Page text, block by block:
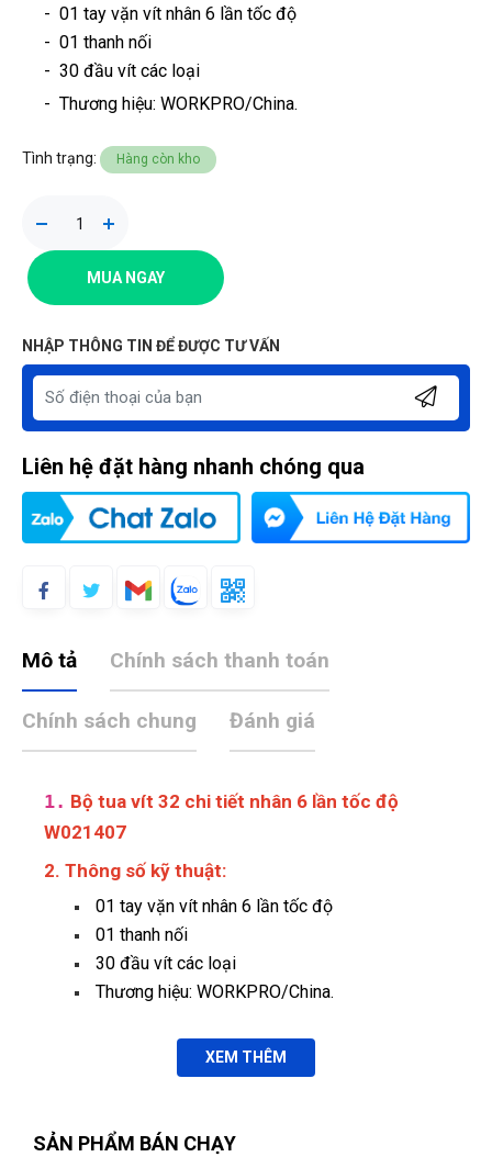
- 01 tay vặn vít nhân 6 lần tốc độ
- 01 thanh nối
- 30 đầu vít các loại
- Thương hiệu: WORKPRO/China.
Tình trạng: Hàng còn kho
MUA NGAY
NHẬP THÔNG TIN ĐỂ ĐƯỢC TƯ VẤN
Liên hệ đặt hàng nhanh chóng qua
Mô tả Chính sách thanh toán
Chính sách chung Đánh giá
1. Bộ tua vít 32 chi tiết nhân 6 lần tốc độ
W021407
2. Thông số kỹ thuật:
01 tay vặn vít nhân 6 lần tốc độ
01 thanh nối
30 đầu vít các loại
Thương hiệu: WORKPRO/China.
XEM THÊM
SẢN PHẨM BÁN CHẠY
Hồ Hoàng Thái
(Đánh giá 1 năm trước)